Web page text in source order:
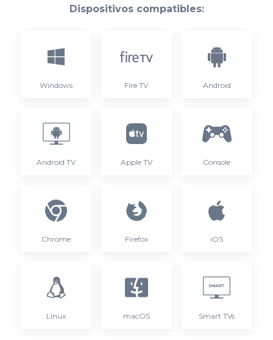
Dispositivos compatibles:
Windows Fire TV Android
Android TV Apple TV Console
Chrome Firefox iOS
Linux macOS Smart TVs